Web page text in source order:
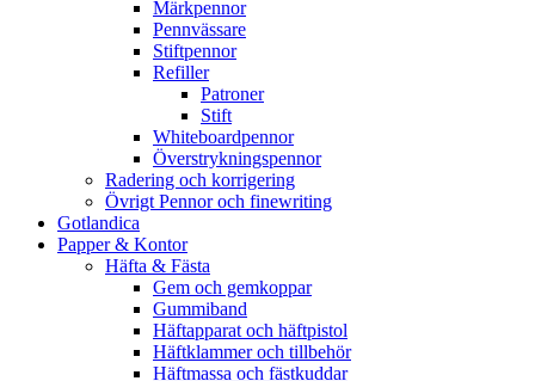
Märkpennor
Pennvässare
Stiftpennor
Refiller
Patroner
Stift
Whiteboardpennor
Överstrykningspennor
Radering och korrigering
Övrigt Pennor och finewriting
Gotlandica
Papper & Kontor
Häfta & Fästa
Gem och gemkoppar
Gummiband
Häftapparat och häftpistol
Häftklammer och tillbehör
Häftmassa och fästkuddar